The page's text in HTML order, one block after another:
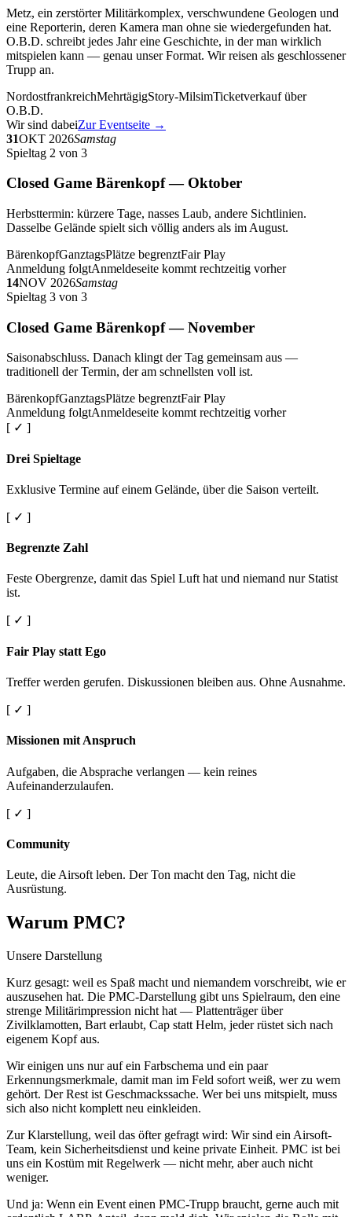
Metz, ein zerstörter Militärkomplex, verschwundene Geologen und
eine Reporterin, deren Kamera man ohne sie wiedergefunden hat.
O.B.D. schreibt jedes Jahr eine Geschichte, in der man wirklich
mitspielen kann — genau unser Format. Wir reisen als geschlossener
Trupp an.
NordostfrankreichMehrtägigStory-MilsimTicketverkauf über
O.B.D.
Wir sind dabeiZur Eventseite →
31OKT 2026Samstag
Spieltag 2 von 3
Closed Game Bärenkopf — Oktober
Herbsttermin: kürzere Tage, nasses Laub, andere Sichtlinien.
Dasselbe Gelände spielt sich völlig anders als im August.
BärenkopfGanztagsPlätze begrenztFair Play
Anmeldung folgtAnmeldeseite kommt rechtzeitig vorher
14NOV 2026Samstag
Spieltag 3 von 3
Closed Game Bärenkopf — November
Saisonabschluss. Danach klingt der Tag gemeinsam aus —
traditionell der Termin, der am schnellsten voll ist.
BärenkopfGanztagsPlätze begrenztFair Play
Anmeldung folgtAnmeldeseite kommt rechtzeitig vorher
[ ✓ ]
Drei Spieltage
Exklusive Termine auf einem Gelände, über die Saison verteilt.
[ ✓ ]
Begrenzte Zahl
Feste Obergrenze, damit das Spiel Luft hat und niemand nur Statist
ist.
[ ✓ ]
Fair Play statt Ego
Treffer werden gerufen. Diskussionen bleiben aus. Ohne Ausnahme.
[ ✓ ]
Missionen mit Anspruch
Aufgaben, die Absprache verlangen — kein reines
Aufeinanderzulaufen.
[ ✓ ]
Community
Leute, die Airsoft leben. Der Ton macht den Tag, nicht die
Ausrüstung.
Warum PMC?
Unsere Darstellung
Kurz gesagt: weil es Spaß macht und niemandem vorschreibt, wie er
auszusehen hat. Die PMC-Darstellung gibt uns Spielraum, den eine
strenge Militärimpression nicht hat — Plattenträger über
Zivilklamotten, Bart erlaubt, Cap statt Helm, jeder rüstet sich nach
eigenem Kopf aus.
Wir einigen uns nur auf ein Farbschema und ein paar
Erkennungsmerkmale, damit man im Feld sofort weiß, wer zu wem
gehört. Der Rest ist Geschmackssache. Wer bei uns mitspielt, muss
sich also nicht komplett neu einkleiden.
Zur Klarstellung, weil das öfter gefragt wird: Wir sind ein Airsoft-
Team, kein Sicherheitsdienst und keine private Einheit. PMC ist bei
uns ein Kostüm mit Regelwerk — nicht mehr, aber auch nicht
weniger.
Und ja: Wenn ein Event einen PMC-Trupp braucht, gerne auch mit